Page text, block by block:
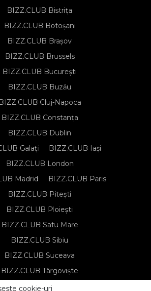
BIZZ.CLUB Bistrița
BIZZ.CLUB Botoșani
BIZZ.CLUB Brașov
BIZZ.CLUB Brussels
BIZZ.CLUB București
BIZZ.CLUB Buzău
BIZZ.CLUB Cluj-Napoca
BIZZ.CLUB Constanța
BIZZ.CLUB Dublin
Galați
BIZZ.CLUB Iași
BIZZ.CLUB London
Madrid
BIZZ.CLUB Paris
BIZZ.CLUB Pitești
BIZZ.CLUB Ploiești
BIZZ.CLUB Satu Mare
BIZZ.CLUB Sibiu
BIZZ.CLUB Suceava
BIZZ.CLUB Târgoviște
Târgu Mureș
cookie-uri